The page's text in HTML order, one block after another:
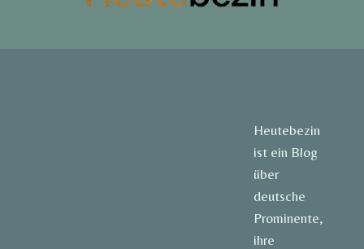
Heutebezin
ist ein Blog
über
deutsche
Prominente,
ihre